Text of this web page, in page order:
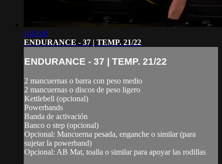
1:02:40
ENDURANCE - 37 | TEMP. 21/22
ENDURANCE - 37 | TEMP. 21/22
2 mancuernas o barra con peso medio
2 mancuernas o discos de peso ligero
Kettlebell (opcional)
Powerbands
Banda de activación
Banco o step (opcional)
Opcional: Mancuerna pesada, enganche o similar (para
sujetar la powerband)
Opcional: AB Mat, toalla o similar para apoyar las rodillas